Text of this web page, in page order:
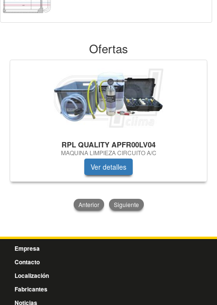
Ofertas
RPL QUALITY APFR00LV04
MAQUINA LIMPIEZA CIRCUITO A/C
Ver detalles
Anterior Siguiente
Empresa
Contacto
Localización
Fabricantes
Noticias